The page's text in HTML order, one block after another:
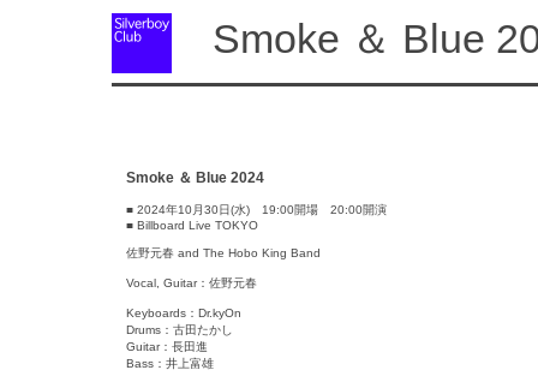
Smoke ＆ Blue
Smoke ＆ Blue 2024
■ 2024年10月30日(水) 19:00開場 20:00開演
■ Billboard Live TOKYO
佐野元春 and The Hobo King Band
Vocal, Guitar：佐野元春
Keyboards：Dr.kyOn
Drums：古田たかし
Guitar：長田進
Bass：井上富雄